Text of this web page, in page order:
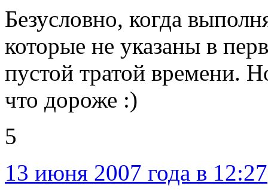
Безусловно, когда
которые не указаны в
пустой тратой времени.
что дороже :)
5
13 июня 2007 года в 12:27